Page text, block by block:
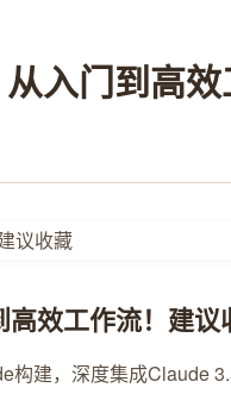
入门到高
效工作流！建议
建，深度集成Claude